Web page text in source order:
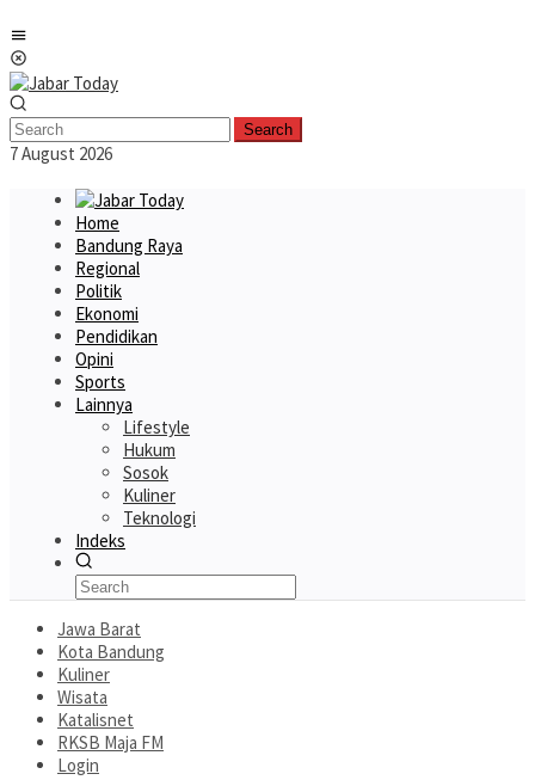
to
content
Search
7 August 2026
Home
Bandung Raya
Regional
Politik
Ekonomi
Pendidikan
Opini
Sports
Lainnya
Lifestyle
Hukum
Sosok
Kuliner
Teknologi
Indeks
Jawa Barat
Kota Bandung
Kuliner
Wisata
Katalisnet
RKSB Maja FM
Login